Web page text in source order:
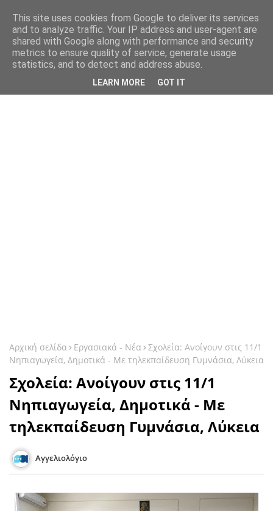
Αρχική σελίδα Εργασιακά - Νέα Σχολεία: Ανοίγουν στις 11/1
Νηπιαγωγεία, Δημοτικά - Με τηλεκπαίδευση Γυμνάσια, Λύκεια
Σχολεία: Ανοίγουν στις 11/1
Νηπιαγωγεία, Δημοτικά - Με
τηλεκπαίδευση Γυμνάσια, Λύκεια
Αγγελιολόγιο
This site uses cookies from Google to deliver its services
and to analyze traffic. Your IP address and user-agent are
shared with Google along with performance and security
metrics to ensure quality of service, generate usage
statistics, and to detect and address abuse.
LEARN MORE GOT IT